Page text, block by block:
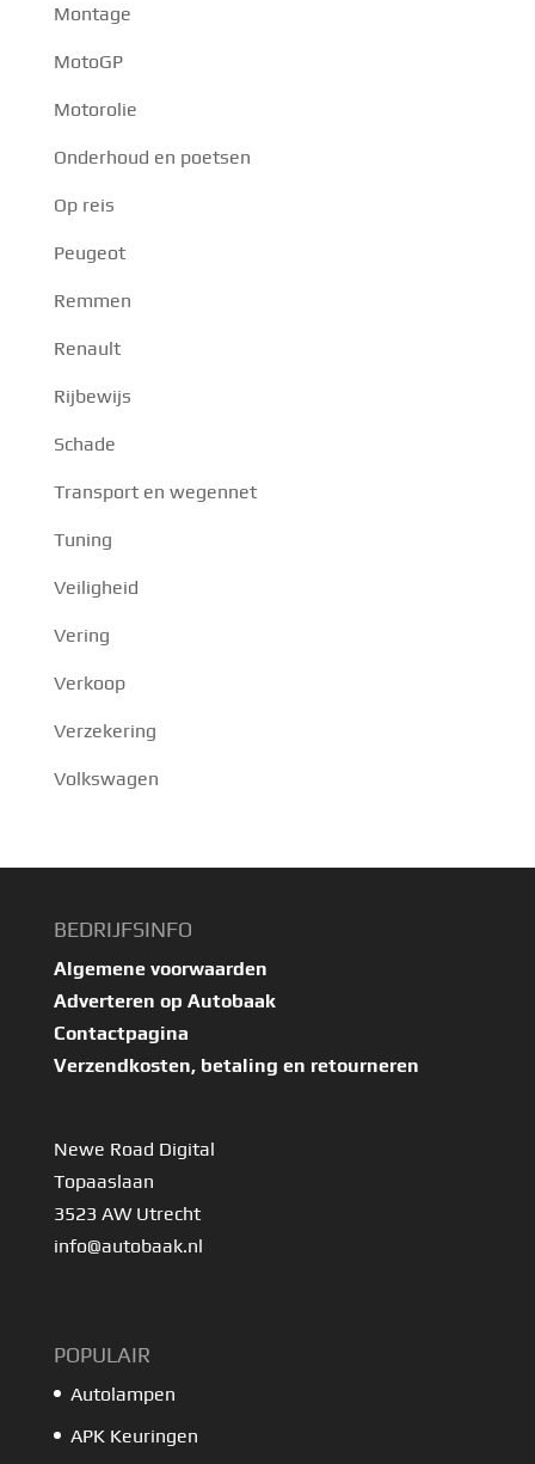
Montage
MotoGP
Motorolie
Onderhoud en poetsen
Op reis
Peugeot
Remmen
Renault
Rijbewijs
Schade
Transport en wegennet
Tuning
Veiligheid
Vering
Verkoop
Verzekering
Volkswagen
BEDRIJFSINFO
Algemene voorwaarden
Adverteren op Autobaak
Contactpagina
Verzendkosten, betaling en retourneren
Newe Road Digital
Topaaslaan
3523 AW Utrecht
info@autobaak.nl
POPULAIR
Autolampen
APK Keuringen